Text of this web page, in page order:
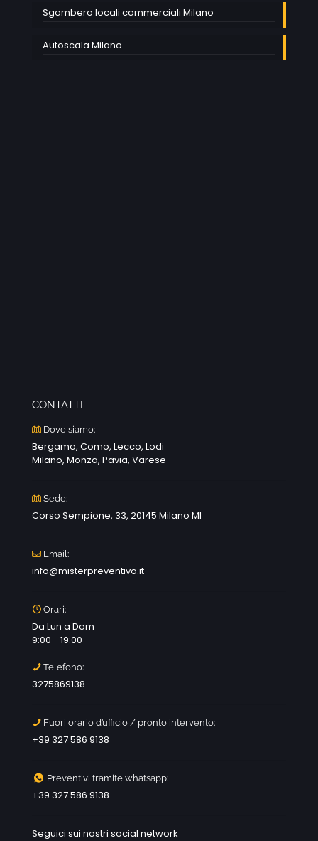
Sgombero locali commerciali Milano
Autoscala Milano
CONTATTI
Dove siamo:
Bergamo, Como, Lecco, Lodi
Milano, Monza, Pavia, Varese
Sede:
Corso Sempione, 33, 20145 Milano MI
Email:
info@misterpreventivo.it
Orari:
Da Lun a Dom
9:00 - 19:00
Telefono:
3275869138
Fuori orario d’ufficio / pronto intervento:
+39 327 586 9138
Preventivi tramite whatsapp:
+39 327 586 9138
Seguici sui nostri social network